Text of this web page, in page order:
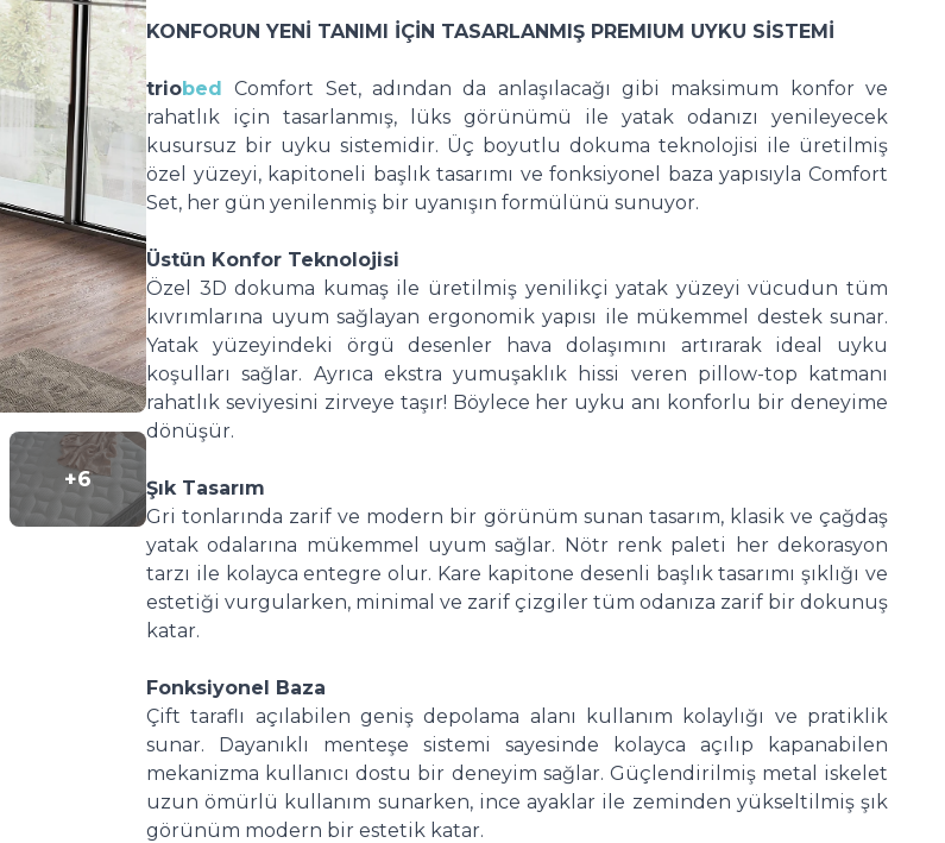
+6
KONFORUN YENİ TANIMI İÇİN TASARLANMIŞ PREMIUM UYKU SİSTEMİ
triobedComfort Set, adından da anlaşılacağı gibi maksimum konfor ve
rahatlık için tasarlanmış, lüks görünümü ile yatak odanızı yenileyecek
kusursuz bir uyku sistemidir. Üç boyutlu dokuma teknolojisi ile üretilmiş
özel yüzeyi, kapitoneli başlık tasarımı ve fonksiyonel baza yapısıyla Comfort
Set, her gün yenilenmiş bir uyanışın formülünü sunuyor.
Üstün Konfor Teknolojisi
Özel 3D dokuma kumaş ile üretilmiş yenilikçi yatak yüzeyi vücudun tüm
kıvrımlarına uyum sağlayan ergonomik yapısı ile mükemmel destek sunar.
Yatak yüzeyindeki örgü desenler hava dolaşımını artırarak ideal uyku
koşulları sağlar. Ayrıca ekstra yumuşaklık hissi veren pillow-top katmanı
rahatlık seviyesini zirveye taşır! Böylece her uyku anı konforlu bir deneyime
dönüşür.
Şık Tasarım
Gri tonlarında zarif ve modern bir görünüm sunan tasarım, klasik ve çağdaş
yatak odalarına mükemmel uyum sağlar. Nötr renk paleti her dekorasyon
tarzı ile kolayca entegre olur. Kare kapitone desenli başlık tasarımı şıklığı ve
estetiği vurgularken, minimal ve zarif çizgiler tüm odanıza zarif bir dokunuş
katar.
Fonksiyonel Baza
Çift taraflı açılabilen geniş depolama alanı kullanım kolaylığı ve pratiklik
sunar. Dayanıklı menteşe sistemi sayesinde kolayca açılıp kapanabilen
mekanizma kullanıcı dostu bir deneyim sağlar. Güçlendirilmiş metal iskelet
uzun ömürlü kullanım sunarken, ince ayaklar ile zeminden yükseltilmiş şık
görünüm modern bir estetik katar.